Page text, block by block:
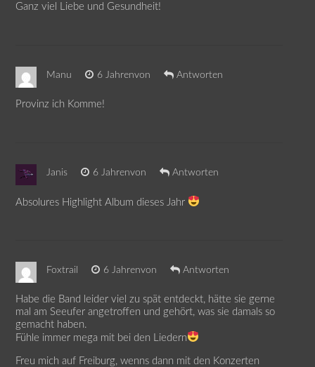
Ganz viel Liebe und Gesundheit!
Manu 6 Jahrenvon Antworten
Provinz ich Komme!
Janis 6 Jahrenvon Antworten
Absolures Highlight Album dieses Jahr
Foxtrail 6 Jahrenvon Antworten
Habe die Band leider viel zu spät entdeckt, hätte sie gerne
mal am Seeufer angetroffen und gehört, was sie damals so
gemacht haben.
Fühle immer mega mit bei den Liedern
Freu mich auf Freiburg, wenns dann mit den Konzerten